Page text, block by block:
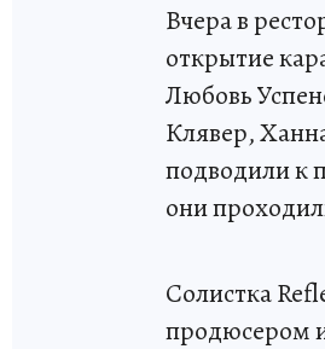
Вчера в
открытие
Любовь
Клявер,
подводили к
они
Солистка
продюсером